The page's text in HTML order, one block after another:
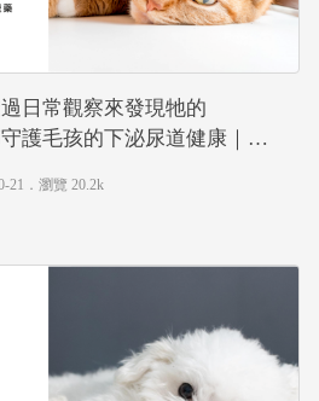
日常觀察來發現牠的
護毛孩的下泌尿道健康｜專
21． 瀏覽 20.2k